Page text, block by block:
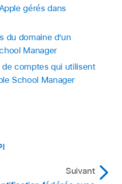
gérés dans
du domaine d’un
Manager
comptes qui utilisent
School Manager
Suivant